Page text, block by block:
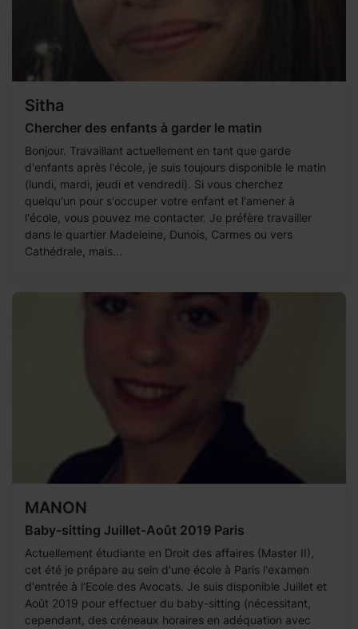
Sitha
Chercher des enfants à garder le matin
Bonjour. Travaillant actuellement en tant que garde
d'enfants après l'école, je suis toujours disponible le matin
(lundi, mardi, jeudi et vendredi). Si vous cherchez
quelqu'un pour s'occuper votre enfant et l'amener à
l'école, vous pouvez me contacter. Je préfère travailler
dans le quartier Madeleine, Dunois, Carmes ou vers
Cathédrale, mais...
MANON
Baby-sitting Juillet-Août 2019 Paris
Actuellement étudiante en Droit des affaires (Master II),
cet été je prépare au sein d'une école à Paris l'examen
d'entrée à l'Ecole des Avocats. Je suis disponible Juillet et
Août 2019 pour effectuer du baby-sitting (nécessitant,
cependant, des créneaux horaires en adéquation avec